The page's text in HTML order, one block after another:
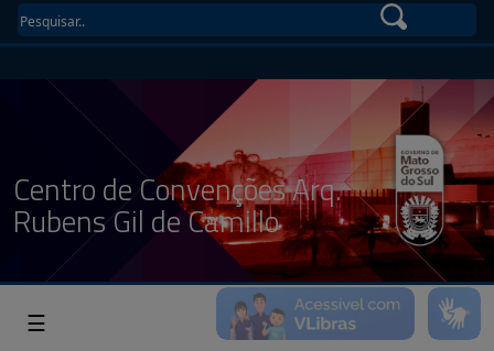
Centro de Convenções Arq.
Rubens Gil de Camillo
☰